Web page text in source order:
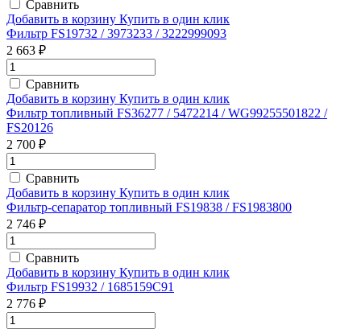
Сравнить
Добавить в корзину Купить в один клик
Фильтр FS19732 / 3973233 / 3222999093
2 663 ₽
Сравнить
Добавить в корзину Купить в один клик
Фильтр топливный FS36277 / 5472214 / WG99255501822 /
FS20126
2 700 ₽
Сравнить
Добавить в корзину Купить в один клик
Фильтр-сепаратор топливный FS19838 / FS1983800
2 746 ₽
Сравнить
Добавить в корзину Купить в один клик
Фильтр FS19932 / 1685159C91
2 776 ₽